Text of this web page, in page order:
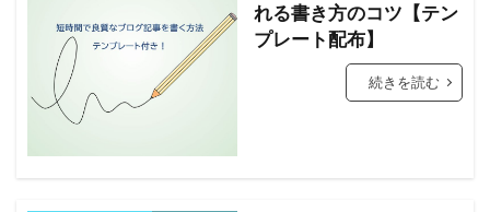
れる書き方のコツ【テン
プレート配布】
続きを読む